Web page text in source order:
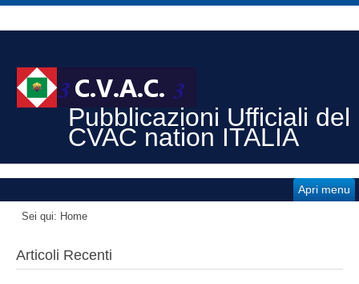
Pubblicazioni Ufficiali del
CVAC nation ITALIA
Apri menu
Sei qui: Home
Articoli Recenti